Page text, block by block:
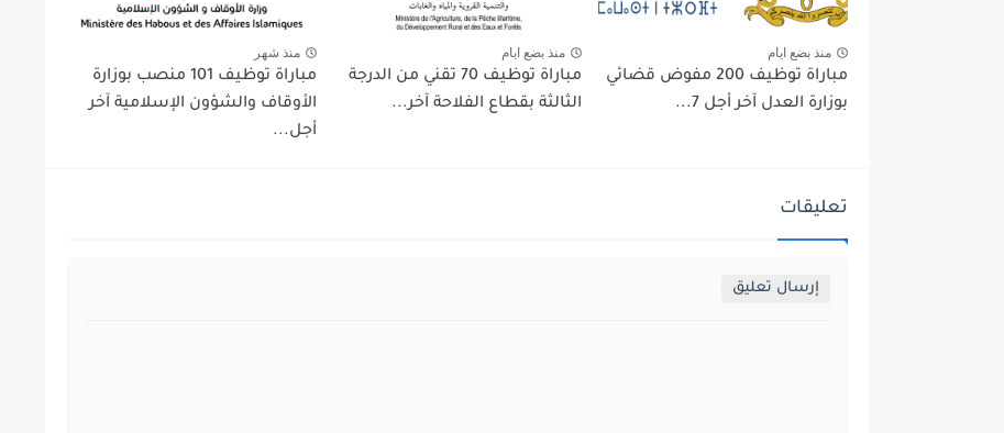
منذ بضع ايام
مباراة توظيف 200 مفوض قضائي
بوزارة العدل آخر أجل 7...
منذ بضع ايام
مباراة توظيف 70 تقني من الدرجة
الثالثة بقطاع الفلاحة آخر...
منذ شهر
مباراة توظيف 101 منصب بوزارة
الأوقاف والشؤون الإسلامية آخر
أجل...
تعليقات
إرسال تعليق